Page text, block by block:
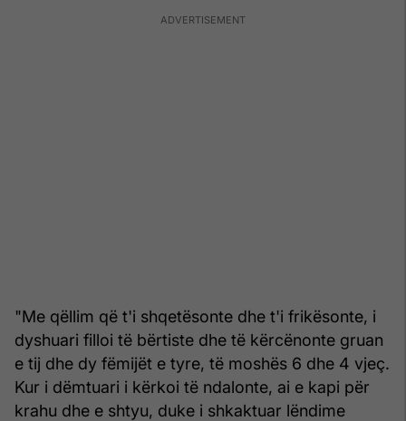
"Me qëllim që t'i shqetësonte dhe t'i frikësonte, i
dyshuari filloi të bërtiste dhe të kërcënonte gruan
e tij dhe dy fëmijët e tyre, të moshës 6 dhe 4 vjeç.
Kur i dëmtuari i kërkoi të ndalonte, ai e kapi për
krahu dhe e shtyu, duke i shkaktuar lëndime